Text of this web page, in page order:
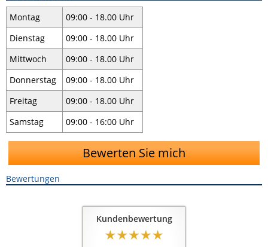
Montag
09:00 - 18.00 Uhr
Dienstag
09:00 - 18.00 Uhr
Mittwoch
09:00 - 18.00 Uhr
Donnerstag
09:00 - 18.00 Uhr
Freitag
09:00 - 18.00 Uhr
Samstag
09:00 - 16:00 Uhr
Bewerten Sie mich
Bewertungen
Kundenbewertung